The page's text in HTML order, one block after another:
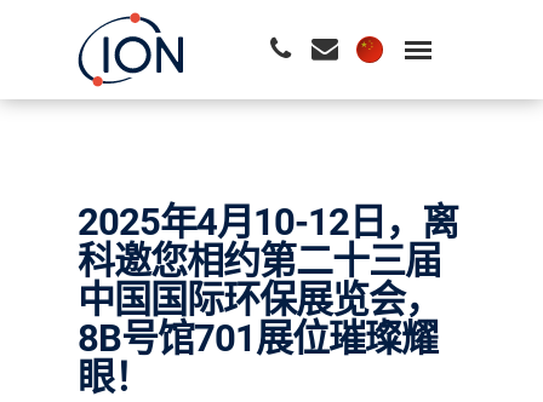
2025年4月10-12日，离
科邀您相约第二十三届
中国国际环保展览会，
8B号馆701展位璀璨耀
眼！